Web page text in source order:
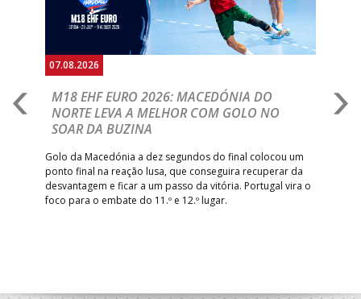
07.08.2026
M18 EHF EURO 2026: MACEDÓNIA DO
NORTE LEVA A MELHOR COM GOLO NO
SOAR DA BUZINA
Golo da Macedónia a dez segundos do final colocou um
ponto final na reação lusa, que conseguira recuperar da
desvantagem e ficar a um passo da vitória. Portugal vira o
foco para o embate do 11.º e 12.º lugar.